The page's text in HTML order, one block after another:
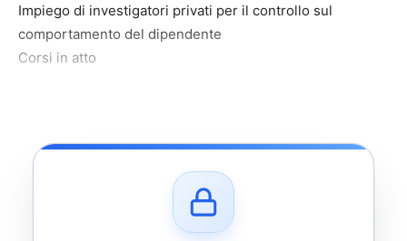
Impiego di investigatori privati per il controllo sul
comportamento del dipendente
Corsi in atto